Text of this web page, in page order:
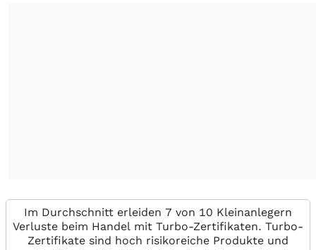
Im Durchschnitt erleiden 7 von 10 Kleinanlegern
Verluste beim Handel mit Turbo-Zertifikaten. Turbo-
Zertifikate sind hoch risikoreiche Produkte und